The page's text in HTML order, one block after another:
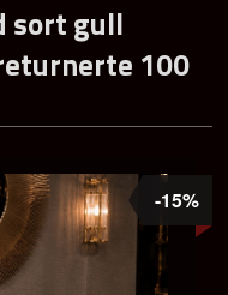
sort gull
100
-15%